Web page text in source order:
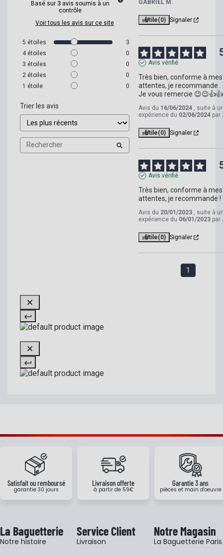
Basé sur 3 avis soumis à un
contrôle
Voir tous les avis sur ce site
5 étoiles
3
4 étoiles
0
3 étoiles
0
2 étoiles
0
1 étoile 0
Trier les avis
GABRIEL M.
Utile(0) Signaler
Avis vérifié
Très bien, conforme à mes
attentes, je recommande .
Je vous remercie
Avis du 16/06/2024 , suite à
expérience du 02/06/2024 par
Utile(0) Signaler
Avis vérifié
Très bien, conforme à mes
attentes, je recommande !
Avis du 20/01/2023 , suite à
expérience du 06/01/2023 par
Utile(0) Signaler
1
Satisfait ou remboursé
garantie 30 jours
Livraison offerte
à partir de 59€
Garantie 3 ans
pièces et main d'oeuvre
La Baguetterie
Notre histoire
Service Client
Livraison
Notre Magasin
La Baguetterie Paris